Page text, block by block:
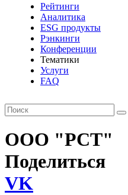
Рейтинги
Аналитика
ESG продукты
Рэнкинги
Конференции
Тематики
Услуги
FAQ
ООО "РСТ"
Поделиться
VK